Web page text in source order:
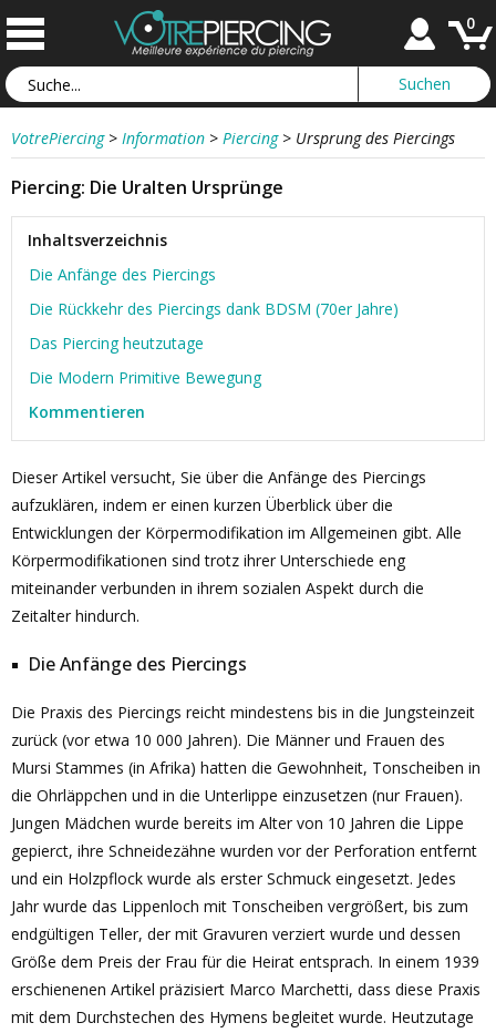
0
VotrePiercing > Information > Piercing > Ursprung des Piercings
Piercing: Die Uralten Ursprünge
Inhaltsverzeichnis
Die Anfänge des Piercings
Die Rückkehr des Piercings dank BDSM (70er Jahre)
Das Piercing heutzutage
Die Modern Primitive Bewegung
Kommentieren
Dieser Artikel versucht, Sie über die Anfänge des Piercings
aufzuklären, indem er einen kurzen Überblick über die
Entwicklungen der Körpermodifikation im Allgemeinen gibt. Alle
Körpermodifikationen sind trotz ihrer Unterschiede eng
miteinander verbunden in ihrem sozialen Aspekt durch die
Zeitalter hindurch.
Die Anfänge des Piercings
Die Praxis des Piercings reicht mindestens bis in die Jungsteinzeit
zurück (vor etwa 10 000 Jahren). Die Männer und Frauen des
Mursi Stammes (in Afrika) hatten die Gewohnheit, Tonscheiben in
die Ohrläppchen und in die Unterlippe einzusetzen (nur Frauen).
Jungen Mädchen wurde bereits im Alter von 10 Jahren die Lippe
gepierct, ihre Schneidezähne wurden vor der Perforation entfernt
und ein Holzpflock wurde als erster Schmuck eingesetzt. Jedes
Jahr wurde das Lippenloch mit Tonscheiben vergrößert, bis zum
endgültigen Teller, der mit Gravuren verziert wurde und dessen
Größe dem Preis der Frau für die Heirat entsprach. In einem 1939
erschienenen Artikel präzisiert Marco Marchetti, dass diese Praxis
mit dem Durchstechen des Hymens begleitet wurde. Heutzutage